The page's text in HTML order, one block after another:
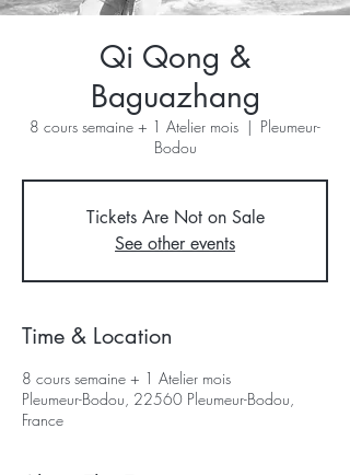
Qi Qong &
Baguazhang
8 cours semaine + 1 Atelier mois
  |
Pleumeur-
Bodou
Tickets Are Not on Sale
See other events
Time & Location
8 cours semaine + 1 Atelier mois
Pleumeur-Bodou, 22560 Pleumeur-Bodou,
France